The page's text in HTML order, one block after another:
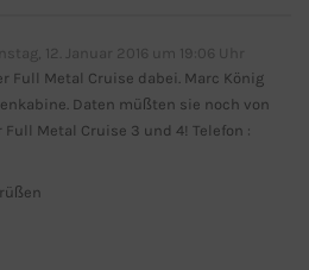
12. Januar 2016 um 19:06 Uhr
Full Metal Cruise dabei. Marc König
Daten müßten sie noch von
Metal Cruise 3 und 4! Telefon :